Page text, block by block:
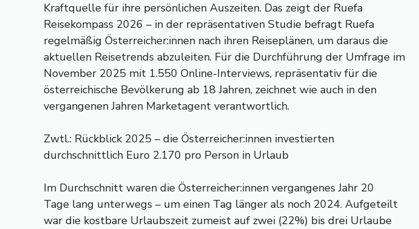
Kraftquelle für ihre persönlichen Auszeiten. Das zeigt der Ruefa
Reisekompass 2026 – in der repräsentativen Studie befragt Ruefa
regelmäßig Österreicher:innen nach ihren Reiseplänen, um daraus die
aktuellen Reisetrends abzuleiten. Für die Durchführung der Umfrage im
November 2025 mit 1.550 Online-Interviews, repräsentativ für die
österreichische Bevölkerung ab 18 Jahren, zeichnet wie auch in den
vergangenen Jahren Marketagent verantwortlich.
Zwtl.: Rückblick 2025 – die Österreicher:innen investierten
durchschnittlich Euro 2.170 pro Person in Urlaub
Im Durchschnitt waren die Österreicher:innen vergangenes Jahr 20
Tage lang unterwegs – um einen Tag länger als noch 2024. Aufgeteilt
war die kostbare Urlaubszeit zumeist auf zwei (22%) bis drei Urlaube